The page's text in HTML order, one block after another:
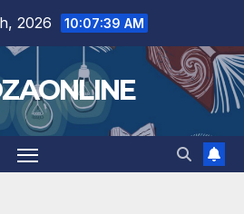
2026 10:07:40 AM